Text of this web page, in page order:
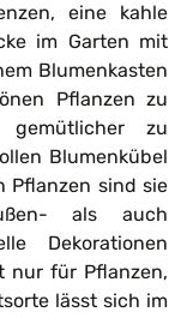
eine kahle
im Garten mit
Blumenkasten
Pflanzen zu
zu
Blumenkübel
Pflanzen sind sie
als auch
Dekorationen
nur für Pflanzen,
lässt sich im